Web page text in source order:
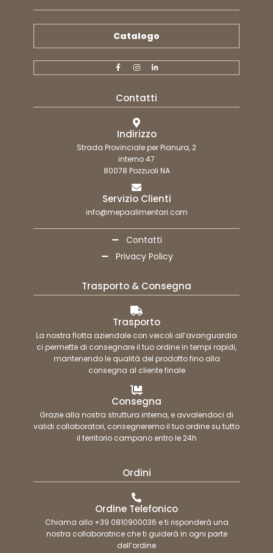
Catalogo
Contatti
Indirizzo
Strada Provinciale per Pianura, 2
interno 47
80078 Pozzuoli NA
Servizio Clienti
info@mepaalimentari.com
Contatti
Privacy Policy
Trasporto & Consegna
Trasporto
La nostra flotta aziendale con veicoli all’avanguardia
ci permette di consegnare il tuo ordine in tempi rapidi,
mantenendo le qualità del prodotto fino alla
consegna al cliente finale
Consegna
Grazie alla nostra struttura interna, e avvalendoci di
validi collaboratori, consegneremo il tuo ordine su tutto
il territorio campano entro le 24h
Ordini
Ordine Telefonico
Chiama allo +39 0810900036 e ti risponderà una
nostra collaboratrice che ti guiderà in ogni parte
dell’ordine